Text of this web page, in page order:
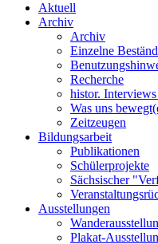
Aktuell
Archiv
Archiv
Einzelne
Recherche
histor.
Was uns
Zeitzeugen
Bildungsarbeit
Publikationen
Schülerprojekte
Sächsischer
Ausstellungen
Plakat-